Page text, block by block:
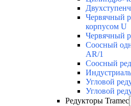
Червячный
корпусом U
Червячный
Соосный
AR/1
Соосный
Угловой
Угловой
Редукторы Tramec